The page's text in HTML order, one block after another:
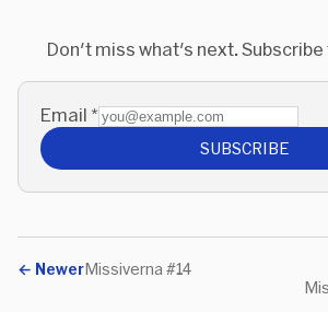
Don't miss what's next.
Email *
SUBSCRIBE
← NewerMissiverna #14